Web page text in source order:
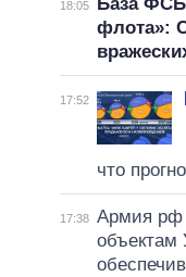
18:05
флота»:
17:52
что
17:38 Армия рф
объектам